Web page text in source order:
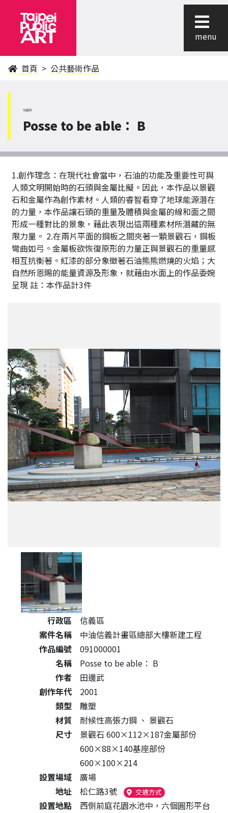
menu
首頁 公共藝術作品
信義區
Posse to be able： B
1.創作理念：在現代社會當中，石油的功能及重要性可與
人類文明開始時的石頭與金屬比擬。因此，本作品以景觀
石和金屬作為創作素材。人類的睿智看穿了地球能源潛在
的力量，本作品讓石頭的重量及體積與金屬的線和面之間
形成一種對比的景象，藉此表現出這兩種素材所潛藏的無
限力量。 2.在兩片平面的鋼板之間夾著一顆景觀石，鋼板
彎曲如弓。金屬板欲恢復原形的力量正與景觀石的重量感
相互抗衡著。紅漆的部分象徵著石油熊熊燃燒的火焰；大
自然所恩賜的能量資源及形象，就藉由水面上的作品委婉
呈現 註：本作品計3件
公共藝術作品詳細資料
行政區
信義區
案件名稱
中油信義計畫區總部大樓新建工程
作品編號
091000001
名稱
Posse to be able： B
作者
田邊武
創作年代
2001
類型
雕塑
材質
耐候性高張力鋼 、 景觀石
尺寸
景觀石 600×112×187金屬部份
600×88×140基座部份
600×100×214
設置場域
廣場
地址
松仁路3號 交通方式（另開新視窗）
設置地點
西側前庭花園水池中，六個圓形平台